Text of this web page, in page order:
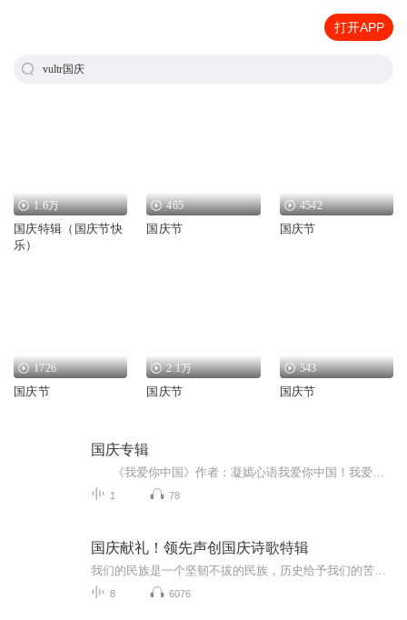
打开APP
vultr国庆
1.6万
国庆特辑（国庆节快
乐）
465
国庆节
4542
国庆节
1726
国庆节
2.1万
国庆节
543
国庆节
国庆专辑
1 78
国庆献礼！领先声创国庆诗歌特辑
8 6076